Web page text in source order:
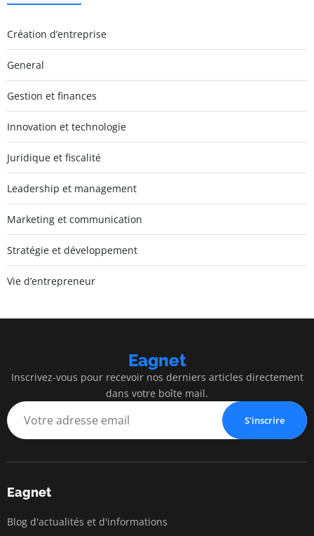
Création d’entreprise
General
Gestion et finances
Innovation et technologie
Juridique et fiscalité
Leadership et management
Marketing et communication
Stratégie et développement
Vie d’entrepreneur
Eagnet
Inscrivez-vous pour recevoir nos derniers articles directement
dans votre boîte mail.
S'inscrire
Eagnet
Blog d'actualités et d'informations